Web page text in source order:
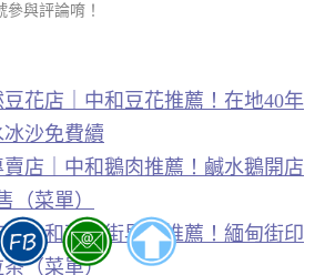
與評論唷！
花店｜中和豆花推薦！在地40年
沙免費續
賣店｜中和鵝肉推薦！鹹水鵝開店
（菜單）
中和華新街早餐推薦！緬甸街印
（菜單）